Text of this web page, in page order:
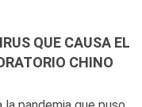
QUE CAUSA EL
CHINO